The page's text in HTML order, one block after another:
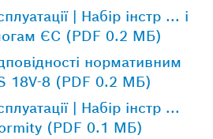
| Набір інстр ... і
ЄС (PDF 0.2 МБ)
нормативним
18V-8 (PDF 0.2 МБ)
| Набір інстр ...
(PDF 0.1 МБ)